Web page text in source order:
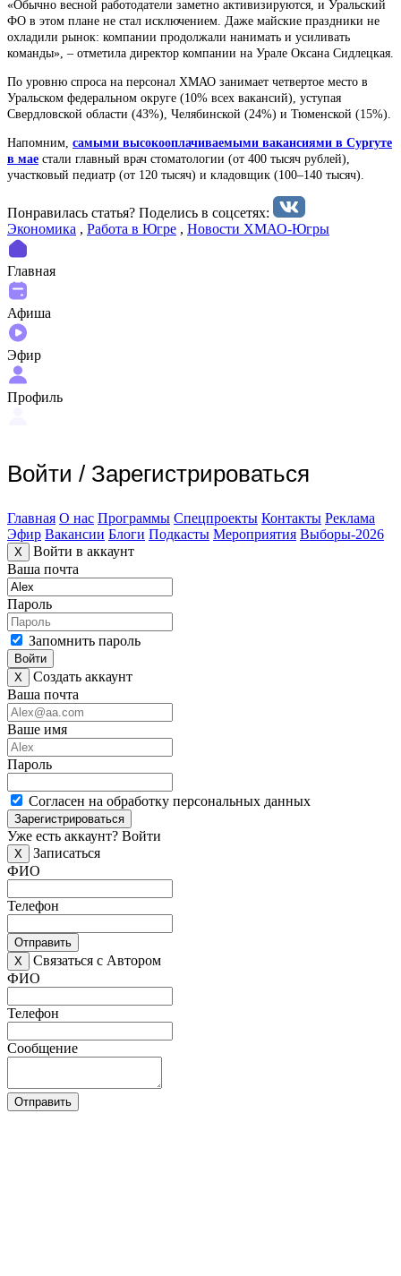
«Обычно весной работодатели заметно активизируются, и Уральский
ФО в этом плане не стал исключением. Даже майские праздники не
охладили рынок: компании продолжали нанимать и усиливать
команды», – отметила директор компании на Урале Оксана Сидлецкая.
По уровню спроса на персонал ХМАО занимает четвертое место в
Уральском федеральном округе (10% всех вакансий), уступая
Свердловской области (43%), Челябинской (24%) и Тюменской (15%).
Напомним, самыми высокооплачиваемыми вакансиями в Сургуте
в мае стали главный врач стоматологии (от 400 тысяч рублей),
участковый педиатр (от 120 тысяч) и кладовщик (100–140 тысяч).
Понравилась статья? Поделиcь в соцсетях:
Экономика , Работа в Югре , Новости ХМАО-Югры
Главная
Афиша
Эфир
Профиль
Войти / Зарегистрироваться
Главная О нас Программы Спецпроекты Контакты Реклама
Эфир Вакансии Блоги Подкасты Мероприятия Выборы-2026
X
Войти в аккаунт
Ваша почта
Пароль
Запомнить пароль
Войти
X
Создать аккаунт
Ваша почта
Ваше имя
Пароль
Согласен на обработку персональных данных
Зарегистрироваться
Уже есть аккаунт? Войти
X
Записаться
ФИО
Телефон
Отправить
X
Связаться с Автором
ФИО
Телефон
Сообщение
Отправить